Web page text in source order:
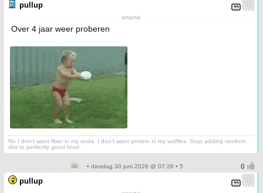
pullup
smartie
Over 4 jaar weer proberen
No I don't want fiber in my soda. I don't want protein in my waffles. Stop adding random
shit to perfectly good food.
• dinsdag 30 juni 2026 @ 07:26 • 5
pullup